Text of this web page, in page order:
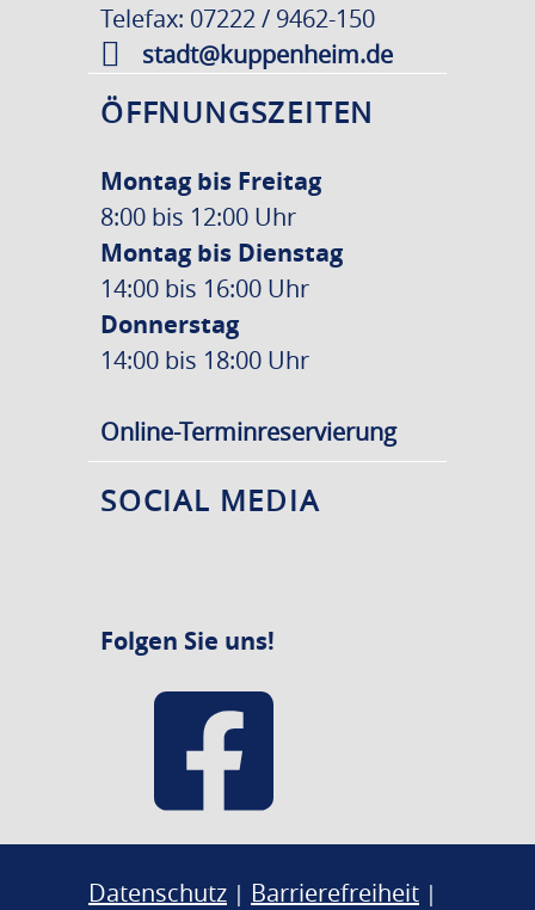
Telefax: 07222 / 9462-150
stadt@kuppenheim.de
ÖFFNUNGSZEITEN
Montag bis Freitag
8:00 bis 12:00 Uhr
Montag bis Dienstag
14:00 bis 16:00 Uhr
Donnerstag
14:00 bis 18:00 Uhr
Online-Terminreservierung
SOCIAL MEDIA
Folgen Sie uns!
Datenschutz | Barrierefreiheit |